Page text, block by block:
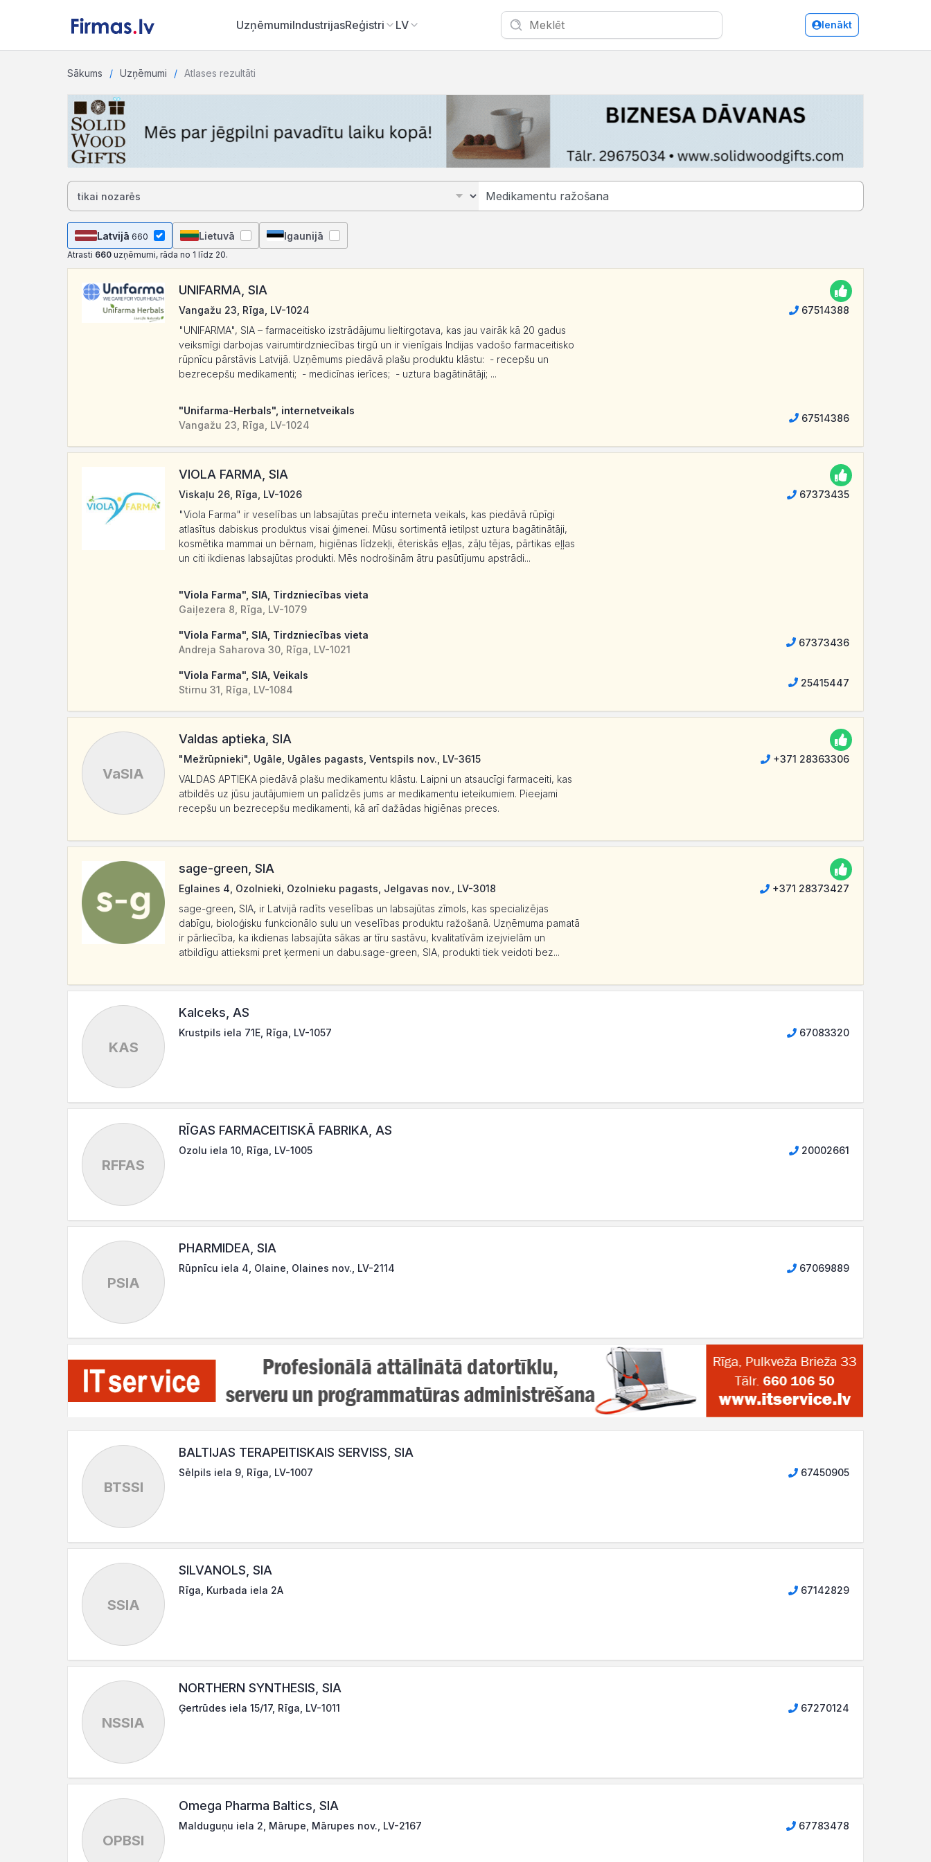
UzņēmumiIndustrijasReģistri LV Ienākt
Sākums Uzņēmumi Atlases rezultāti
Latvijā 660 Lietuvā Igaunijā
Atrasti 660 uzņēmumi, rāda no 1 līdz 20.
UNIFARMA, SIA
Vangažu 23, Rīga, LV-1024
67514388
"UNIFARMA", SIA – farmaceitisko izstrādājumu lieltirgotava, kas jau vairāk kā 20 gadus
veiksmīgi darbojas vairumtirdzniecības tirgū un ir vienīgais Indijas vadošo farmaceitisko
rūpnīcu pārstāvis Latvijā. Uzņēmums piedāvā plašu produktu klāstu: - recepšu un
bezrecepšu medikamenti; - medicīnas ierīces; - uztura bagātinātāji; ...
"Unifarma-Herbals", internetveikals
Vangažu 23, Rīga, LV-1024
67514386
VIOLA FARMA, SIA
Viskaļu 26, Rīga, LV-1026
67373435
"Viola Farma" ir veselības un labsajūtas preču interneta veikals, kas piedāvā rūpīgi
atlasītus dabiskus produktus visai ģimenei. Mūsu sortimentā ietilpst uztura bagātinātāji,
kosmētika mammai un bērnam, higiēnas līdzekļi, ēteriskās eļļas, zāļu tējas, pārtikas eļļas
un citi ikdienas labsajūtas produkti. Mēs nodrošinām ātru pasūtījumu apstrādi...
"Viola Farma", SIA, Tirdzniecības vieta
Gaiļezera 8, Rīga, LV-1079
"Viola Farma", SIA, Tirdzniecības vieta
Andreja Saharova 30, Rīga, LV-1021
67373436
"Viola Farma", SIA, Veikals
Stirnu 31, Rīga, LV-1084
25415447
VaSIA
Valdas aptieka, SIA
"Mežrūpnieki", Ugāle, Ugāles pagasts, Ventspils nov., LV-3615
+371 28363306
VALDAS APTIEKA piedāvā plašu medikamentu klāstu. Laipni un atsaucīgi farmaceiti, kas
atbildēs uz jūsu jautājumiem un palīdzēs jums ar medikamentu ieteikumiem. Pieejami
recepšu un bezrecepšu medikamenti, kā arī dažādas higiēnas preces.
sage-green, SIA
Eglaines 4, Ozolnieki, Ozolnieku pagasts, Jelgavas nov., LV-3018
+371 28373427
sage-green, SIA, ir Latvijā radīts veselības un labsajūtas zīmols, kas specializējas
dabīgu, bioloģisku funkcionālo sulu un veselības produktu ražošanā. Uzņēmuma pamatā
ir pārliecība, ka ikdienas labsajūta sākas ar tīru sastāvu, kvalitatīvām izejvielām un
atbildīgu attieksmi pret ķermeni un dabu.sage-green, SIA, produkti tiek veidoti bez...
KAS
Kalceks, AS
Krustpils iela 71E, Rīga, LV-1057 67083320
RFFAS
RĪGAS FARMACEITISKĀ FABRIKA, AS
Ozolu iela 10, Rīga, LV-1005 20002661
PSIA
PHARMIDEA, SIA
Rūpnīcu iela 4, Olaine, Olaines nov., LV-2114 67069889
BTSSI
BALTIJAS TERAPEITISKAIS SERVISS, SIA
Sēlpils iela 9, Rīga, LV-1007 67450905
SSIA
SILVANOLS, SIA
Rīga, Kurbada iela 2A 67142829
NSSIA
NORTHERN SYNTHESIS, SIA
Ģertrūdes iela 15/17, Rīga, LV-1011 67270124
OPBSI
Omega Pharma Baltics, SIA
Malduguņu iela 2, Mārupe, Mārupes nov., LV-2167 67783478